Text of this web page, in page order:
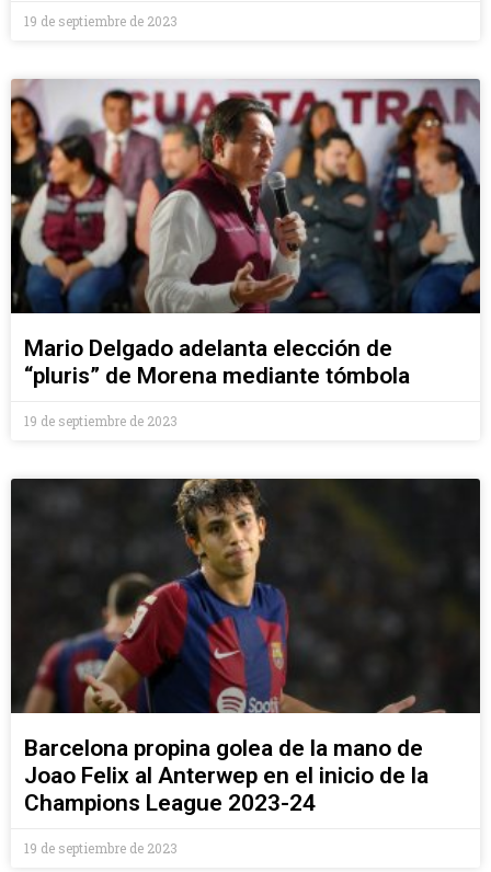
19 de septiembre de 2023
Mario Delgado adelanta elección de
“pluris” de Morena mediante tómbola
19 de septiembre de 2023
Barcelona propina golea de la mano de
Joao Felix al Anterwep en el inicio de la
Champions League 2023-24
19 de septiembre de 2023